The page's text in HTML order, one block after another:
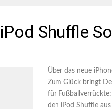
Shuffle
Über das neue
Zum Glück bringt
für
den iPod Shuffle